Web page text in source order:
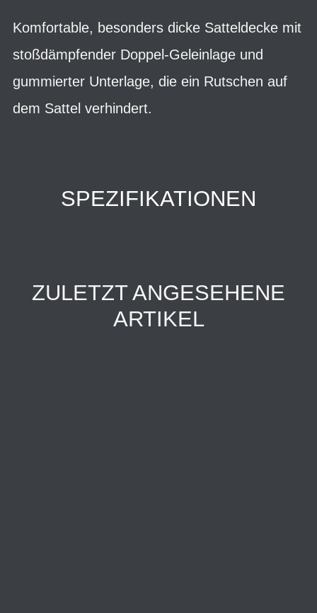
Komfortable, besonders dicke Satteldecke mit
stoßdämpfender Doppel-Geleinlage und
gummierter Unterlage, die ein Rutschen auf
dem Sattel verhindert.
SPEZIFIKATIONEN
ZULETZT ANGESEHENE
ARTIKEL